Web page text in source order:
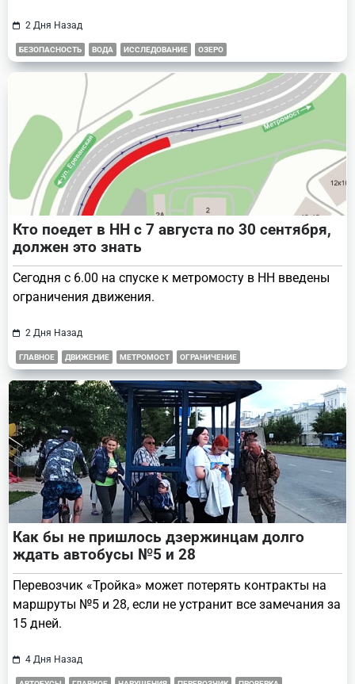
2 Дня Назад
БЕЗОПАСНОСТЬ ВОДА ИССЛЕДОВАНИЕ ОЗЕРО
Кто поедет в НН с 7 августа по 30 сентября,
должен это знать
Сегодня с 6.00 на спуске к метромосту в НН введены
ограничения движения.
2 Дня Назад
ГЛАВНОЕ ДВИЖЕНИЕ МЕТРОМОСТ ОГРАНИЧЕНИЕ
Как бы не пришлось дзержинцам долго
ждать автобусы №5 и 28
Перевозчик «Тройка» может потерять контракты на
маршруты №5 и 28, если не устранит все замечания за
15 дней.
4 Дня Назад